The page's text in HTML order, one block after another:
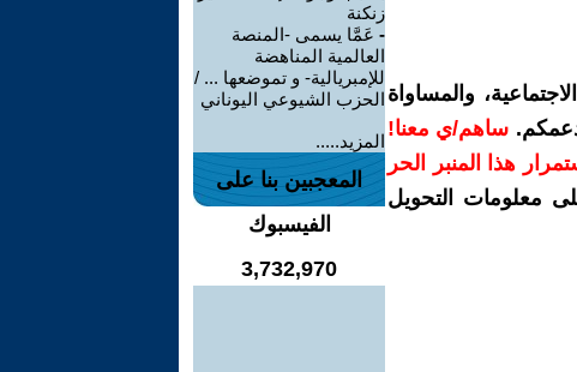
والمساواة
ساهم/ي معنا!
هذا المنبر الحر
معلومات التحويل
زنكنة
- عَمَّا يسمى -المنصة
العالمية المناهضة
للإمبريالية- و تموضعها ... /
الحزب الشيوعي اليوناني
المزيد.....
المعجبين بنا على
الفيسبوك
3,732,970